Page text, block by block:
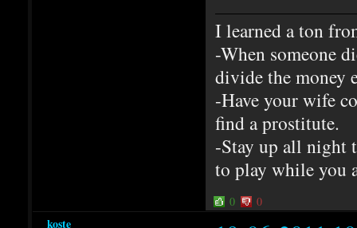
I learned a ton
-When someone
divide the money
-Have your wife
find a prostitute.
-Stay up all night
to play while you
0 0
koste